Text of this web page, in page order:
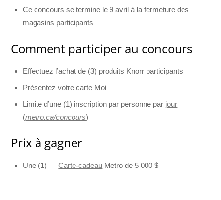
Ce concours se termine le 9 avril à la fermeture des
magasins participants
Comment participer au concours
Effectuez l’achat de (3) produits Knorr participants
Présentez votre carte Moi
Limite d’une (1) inscription par personne par jour
(metro.ca/concours)
Prix à gagner
Une (1) —Carte-cadeau Metro de 5 000 $